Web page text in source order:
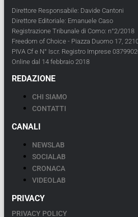
Direttore Responsabile: Davide Cantoni
Direttore Editoriale: Emanuele Caso
Registrazione Tribunale di Como: n°2/2018
Freedom of Choice - Piazza Duomo 17,
PIVA Cf e N° Iscr. Registro Imprese
Online dal 14 febbraio 2018
REDAZIONE
CHI SIAMO
CONTATTI
CANALI
NEWSLAB
SOCIALAB
CRONACA
VIDEOLAB
PRIVACY
PRIVACY POLICY